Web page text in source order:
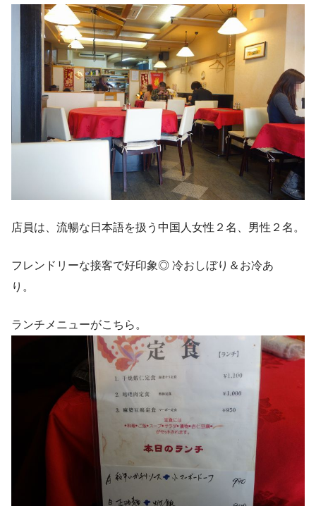
店員は、流暢な日本語を扱う中国人女性２名、男性２名。
フレンドリーな接客で好印象◎ 冷おしぼり＆お冷あ
り。
ランチメニューがこちら。